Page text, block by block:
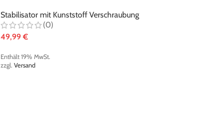
Stabilisator mit Kunststoff Verschraubung
(0)
49,99€
Enthält 19% MwSt.
zzgl.Versand